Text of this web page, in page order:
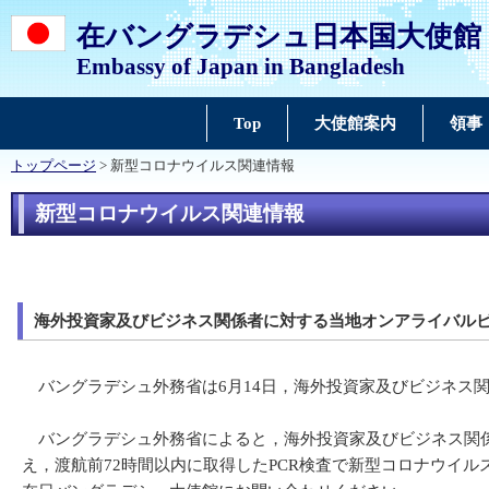
在バングラデシュ日本国大使館
Embassy of Japan in Bangladesh
Top 大使館案内 領事
トップページ > 新型コロナウイルス関連情報
新型コロナウイルス関連情報
海外投資家及びビジネス関係者に対する当地オンアライバル
バングラデシュ外務省は6月14日，海外投資家及びビジネス
バングラデシュ外務省によると，海外投資家及びビジネス関
え，渡航前72時間以内に取得したPCR検査で新型コロナウイ